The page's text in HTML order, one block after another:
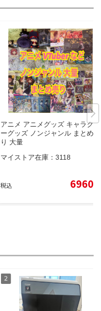
アニメ アニメグッズ キャラクタ
ーグッズ ノンジャンル まとめ売
り 大量
マイストア在庫： 3118
税込 6960